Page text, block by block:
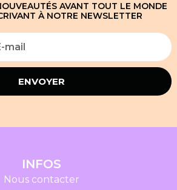
AVANT TOUT LE MONDE
À NOTRE NEWSLETTER
ENVOYER
INFOS
Nous contacter